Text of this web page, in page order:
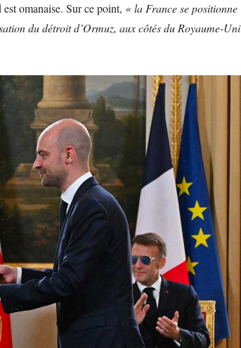
omanaise. Sur ce point, « la France se positionne
du détroit d’Ormuz, aux côtés du Royaume-Uni